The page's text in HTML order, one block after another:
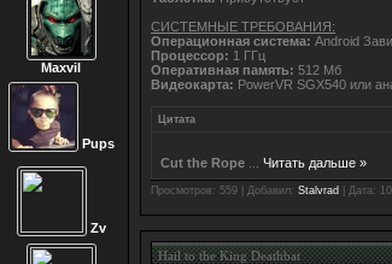
Maxvil
Pups
Zv
СИСТЕМНЫЕ ТРЕБОВАНИЯ:
Операционная система: Android
Процессор: 1 ГГц
Оперативная память: 512 Мб
Видеокарта: PowerVR SGX540 или
Цитата
Cut the Rope Читать дальше »
Просмотров: 559 | Добавил: Stalvrad | Дата:
Hail to the King Deathbat